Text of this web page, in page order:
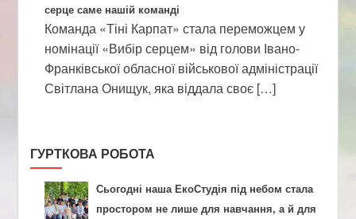
серце саме нашій команді
Команда «Тіні Карпат» стала переможцем у
номінації «Вибір серцем» від голови Івано-
Франківської обласної військової адміністрації
Світлана Онищук, яка віддала своє […]
ГУРТКОВА РОБОТА
Сьогодні наша ЕкоСтудія під небом стала
простором не лише для навчання, а й для